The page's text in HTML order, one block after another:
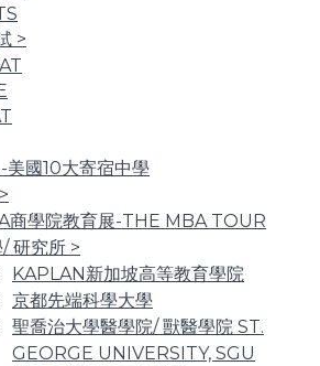
>
美國10大寄宿中學
>
商學院教育展-THE MBA TOUR
/ 研究所 >
KAPLAN新加坡高等教育學院
京都先端科學大學
聖喬治大學醫學院/ 獸醫學院 ST.
GEORGE UNIVERSITY, SGU